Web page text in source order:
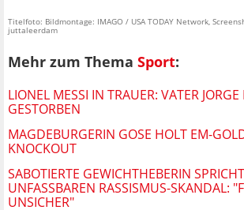
Titelfoto: Bildmontage: IMAGO / USA TODAY Network,
juttaleerdam
Mehr zum Thema Sport:
LIONEL MESSI IN TRAUER: VATER
GESTORBEN
MAGDEBURGERIN GOSE HOLT EM-
KNOCKOUT
SABOTIERTE GEWICHTHEBERIN
UNFASSBAREN RASSISMUS-SKANDAL:
UNSICHER"